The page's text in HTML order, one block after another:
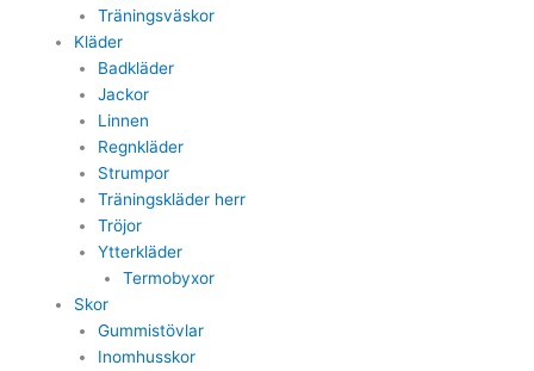
Träningsväskor
Kläder
Badkläder
Jackor
Linnen
Regnkläder
Strumpor
Träningskläder herr
Tröjor
Ytterkläder
Termobyxor
Skor
Gummistövlar
Inomhusskor